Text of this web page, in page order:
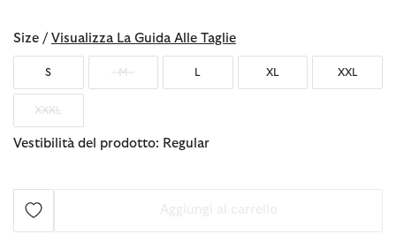
Size / Visualizza La Guida Alle Taglie
S M L XL XXL
XXXL
Vestibilità del prodotto: Regular